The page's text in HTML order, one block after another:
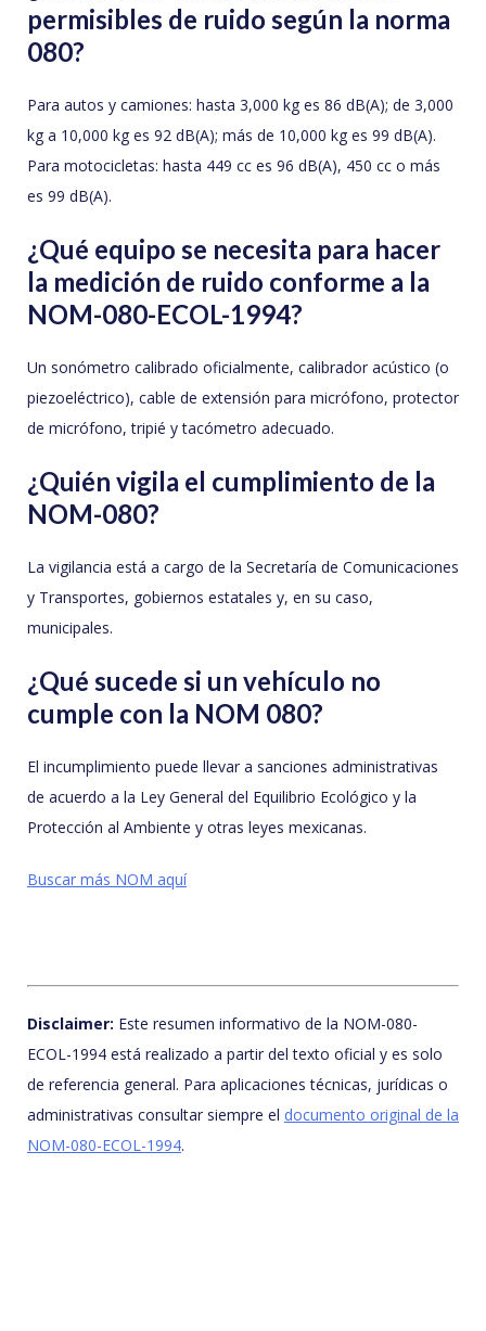
permisibles de ruido según la norma
080?
Para autos y camiones: hasta 3,000 kg es 86 dB(A); de 3,000
kg a 10,000 kg es 92 dB(A); más de 10,000 kg es 99 dB(A).
Para motocicletas: hasta 449 cc es 96 dB(A), 450 cc o más
es 99 dB(A).
¿Qué equipo se necesita para hacer
la medición de ruido conforme a la
NOM-080-ECOL-1994?
Un sonómetro calibrado oficialmente, calibrador acústico (o
piezoeléctrico), cable de extensión para micrófono, protector
de micrófono, tripié y tacómetro adecuado.
¿Quién vigila el cumplimiento de la
NOM-080?
La vigilancia está a cargo de la Secretaría de Comunicaciones
y Transportes, gobiernos estatales y, en su caso,
municipales.
¿Qué sucede si un vehículo no
cumple con la NOM 080?
El incumplimiento puede llevar a sanciones administrativas
de acuerdo a la Ley General del Equilibrio Ecológico y la
Protección al Ambiente y otras leyes mexicanas.
Buscar más NOM aquí
Disclaimer: Este resumen informativo de la NOM-080-
ECOL-1994 está realizado a partir del texto oficial y es solo
de referencia general. Para aplicaciones técnicas, jurídicas o
administrativas consultar siempre el documento original de la
NOM-080-ECOL-1994.